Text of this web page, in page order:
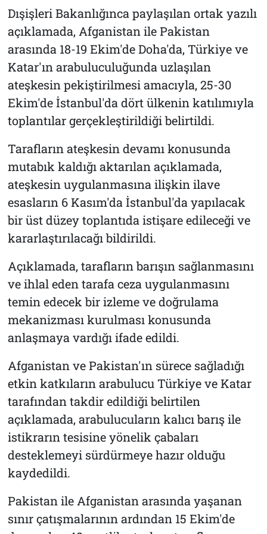
Dışişleri Bakanlığınca paylaşılan ortak yazılı
açıklamada, Afganistan ile Pakistan
arasında 18-19 Ekim'de Doha'da, Türkiye ve
Katar'ın arabuluculuğunda uzlaşılan
ateşkesin pekiştirilmesi amacıyla, 25-30
Ekim'de İstanbul'da dört ülkenin katılımıyla
toplantılar gerçekleştirildiği belirtildi.
Tarafların ateşkesin devamı konusunda
mutabık kaldığı aktarılan açıklamada,
ateşkesin uygulanmasına ilişkin ilave
esasların 6 Kasım'da İstanbul'da yapılacak
bir üst düzey toplantıda istişare edileceği ve
kararlaştırılacağı bildirildi.
Açıklamada, tarafların barışın sağlanmasını
ve ihlal eden tarafa ceza uygulanmasını
temin edecek bir izleme ve doğrulama
mekanizması kurulması konusunda
anlaşmaya vardığı ifade edildi.
Afganistan ve Pakistan'ın sürece sağladığı
etkin katkıların arabulucu Türkiye ve Katar
tarafından takdir edildiği belirtilen
açıklamada, arabulucuların kalıcı barış ile
istikrarın tesisine yönelik çabaları
desteklemeyi sürdürmeye hazır olduğu
kaydedildi.
Pakistan ile Afganistan arasında yaşanan
sınır çatışmalarının ardından 15 Ekim'de